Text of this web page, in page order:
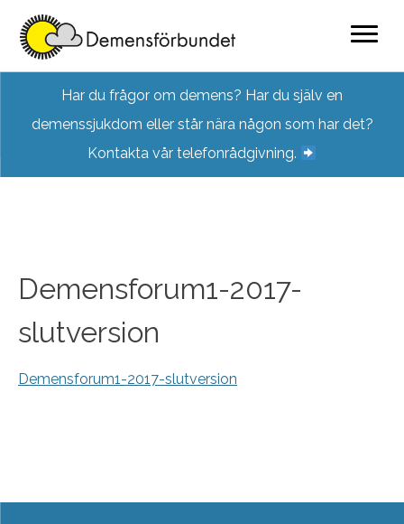
content
Har du frågor om demens? Har du själv en
demenssjukdom eller står nära någon som har det?
Kontakta vår telefonrådgivning.
Demensforum1-2017-
slutversion
Demensforum1-2017-slutversion